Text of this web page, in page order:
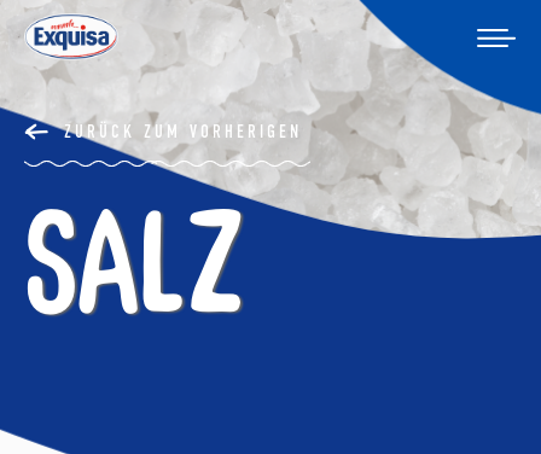
ZURÜCK ZUM VORHERIGEN
Salz